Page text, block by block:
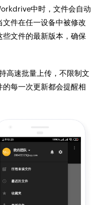
中时，文件会自动
件在任一设备中被修改
文件的最新版本，确保
高速批量上传，不限制文
每一次更新都会提醒相